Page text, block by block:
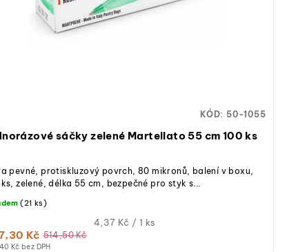
sáčky zelené Martellato 55 cm 100 ks
Kč bez DPH
Kč 514,50 Kč
Měrná
4,37 Kč / 1 ks
(21 ks)
pevné, protiskluzový povrch, 80 mikronů, balení v boxu,
zelené, délka 55 cm, bezpečné pro styk s...
KÓD: 50-1055